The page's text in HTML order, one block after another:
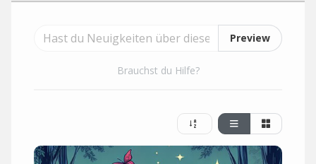
Preview
Brauchst du Hilfe?